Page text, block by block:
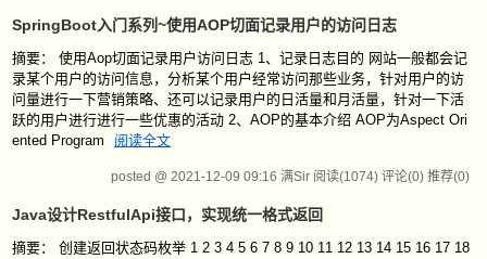
SpringBoot入门系列~使用AOP切面记录用户的访问日志
摘要： 使用Aop切面记录用户访问日志 1、记录日志目的 网站一般都会记
录某个用户的访问信息，分析某个用户经常访问那些业务，针对用户的访
问量进行一下营销策略、还可以记录用户的日活量和月活量，针对一下活
跃的用户进行进行一些优惠的活动 2、AOP的基本介绍 AOP为Aspect Ori
ented Program
阅读全文
posted @ 2021-12-09 09:16 满Sir 阅读(1074) 评论(0) 推荐(0)
Java设计RestfulApi接口，实现统一格式返回
摘要： 创建返回状态码枚举 1 2 3 4 5 6 7 8 9 10 11 12 13 14 15 16 17 18